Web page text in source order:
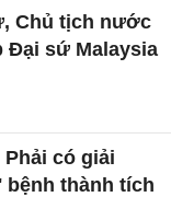
Chủ tịch nước
Đại sứ Malaysia
có giải
bệnh thành tích